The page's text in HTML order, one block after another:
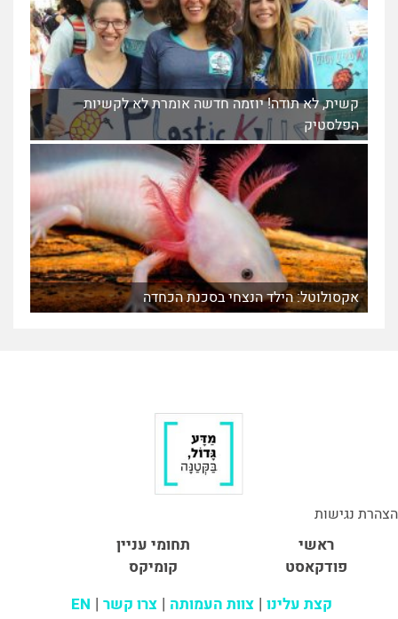
קשית, לא תודה! יוזמה חדשה אומרת לא לקשיות
הפלסטיק
אקסולוטל: הילד הנצחי בסכנת הכחדה
הצהרת נגישות
ראשי
תחומי עניין
פודקאסט
קומיקס
קצת עלינו צוות העמותה צרו קשר EN